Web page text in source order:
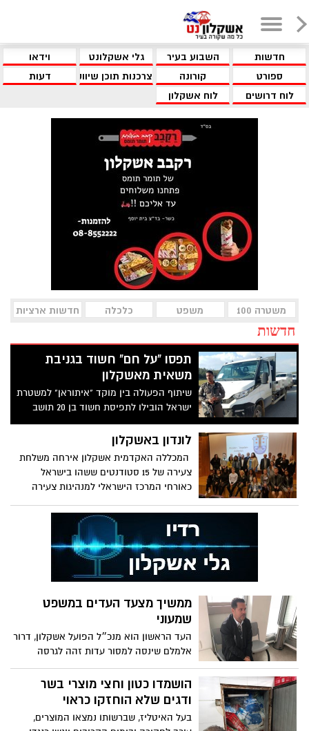
חדשות השבוע בעיר גלי אשקלונט
וידאו
ספורט
קורונה צרכנות תוכן שיווקי
דעות
לוח דרושים
לוח אשקלון
משטרה 100 משפט כלכלה חדשות ארציות
חדשות
תפסו "על חם" חשוד בגניבת
משאית מאשקלון
שיתוף הפעולה בין מוקד "איתוראן" למשטרת
ישראל הובילו לתפיסת חשוד בן 20 תושב
הפזורה הבדואית
לונדון באשקלון
המכללה האקדמית אשקלון אירחה משלחת
צעירה של 15 סטודנטים ששהו בישראל
כאורחי המרכז הישראלי למנהיגות צעירה
ממשיך מצעד העדים במשפט
שמעוני
העד הראשון הוא מנכ״ל הפועל אשקלון, דרור
אלמלם שינסה למסור עדות זהה לגרסה
שמסר במשטרה. העדה השניה היום היא
נורית מנחם עורכת דין מחברת אתרים, אולם
הזמנתה בוטלה מקוצר זמן
הושמדו כטון וחצי מוצרי בשר
ודגים שלא הוחזקו כראוי
בעל האיטליז, שברשותו נמצאו המוצרים,